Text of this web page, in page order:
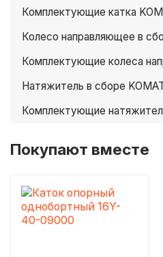
Комплектующие катка
Колесо направляющее в
Комплектующие колеса
Натяжитель в сборе
Комплектующие
Покупают вместе